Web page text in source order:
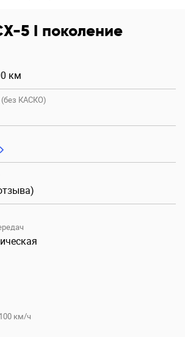
5 I поколение
км
КАСКО)
км/ч